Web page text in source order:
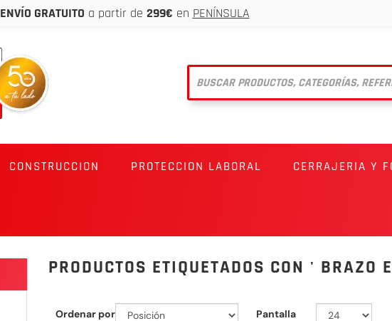
ENVÍO GRATUITO a partir de 299€ en PENÍNSULA
CONSTRUCCION PROTECCION LABORAL CERRAJERIA Y
PRODUCTOS ETIQUETADOS CON ' BRAZO
Ordenar por Pantalla